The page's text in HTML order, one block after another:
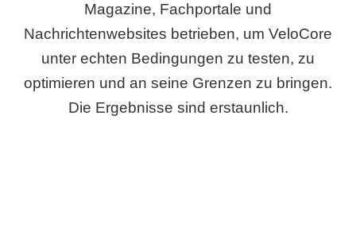
Magazine, Fachportale und
Nachrichtenwebsites betrieben, um VeloCore
unter echten Bedingungen zu testen, zu
optimieren und an seine Grenzen zu bringen.
Die Ergebnisse sind erstaunlich.